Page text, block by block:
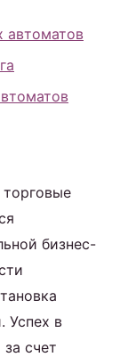
автоматов
бизнес-
Успех в
счет